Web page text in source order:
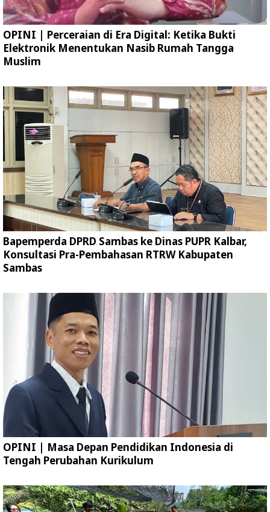
OPINI | Perceraian di Era Digital: Ketika Bukti
Elektronik Menentukan Nasib Rumah Tangga
Muslim
Bapemperda DPRD Sambas ke Dinas PUPR Kalbar,
Konsultasi Pra-Pembahasan RTRW Kabupaten
Sambas
OPINI | Masa Depan Pendidikan Indonesia di
Tengah Perubahan Kurikulum